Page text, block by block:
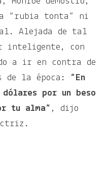
“rubia tonta” ni
Alejada de tal
inteligente, con
a ir en contra de
de la época: “En
por un beso
tu alma” , dijo